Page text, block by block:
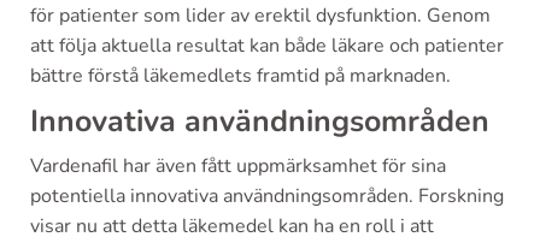
för patienter som lider av erektil dysfunktion. Genom
att följa aktuella resultat kan både läkare och patienter
bättre förstå läkemedlets framtid på marknaden.
Innovativa användningsområden
Vardenafil har även fått uppmärksamhet för sina
potentiella innovativa användningsområden. Forskning
visar nu att detta läkemedel kan ha en roll i att